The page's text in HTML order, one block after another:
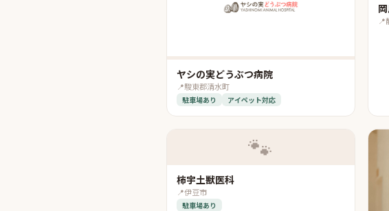
ヤシの実どうぶつ病院
📍駿東郡清水町
駐車場あり アイペット対応
📍
🐾
柿宇土獣医科
📍伊豆市
駐車場あり